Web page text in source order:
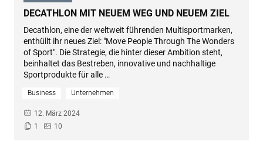
–
DECATHLON MIT NEUEM WEG UND NEUEM ZIEL
Decathlon, eine der weltweit führenden Multisportmarken,
enthüllt ihr neues Ziel: "Move People Through The Wonders
of Sport". Die Strategie, die hinter dieser Ambition steht,
beinhaltet das Bestreben, innovative und nachhaltige
Sportprodukte für alle …
Business Unternehmen
12. März 2024
1
10